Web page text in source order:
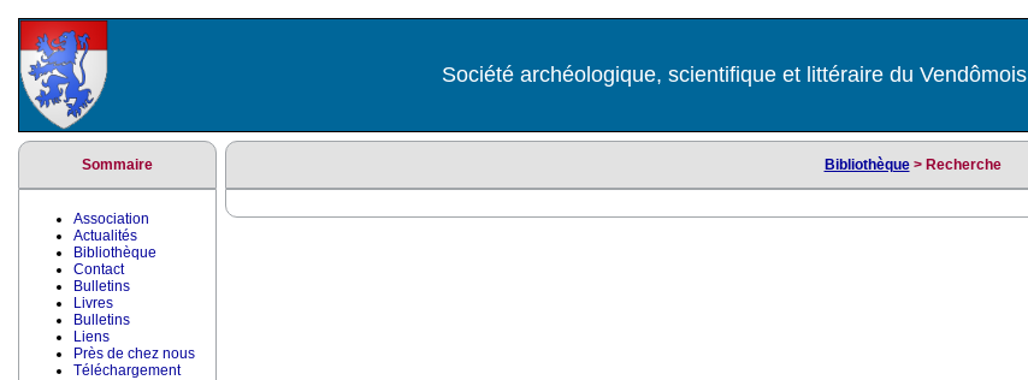
Société archéologique, scientifique et littéraire du Vendômois
Sommaire
Association
Actualités
Bibliothèque
Contact
Bulletins
Livres
Bulletins
Liens
Près de chez nous
Téléchargement
Bibliothèque> Recherche